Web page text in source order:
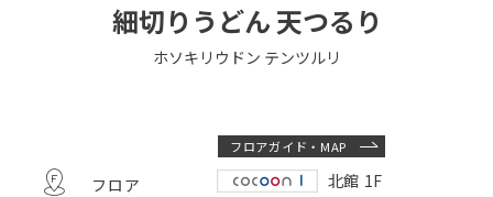
細切りうどん 天つるり
ホソキリウドン テンツルリ
フロア
フロアガイド・MAP
北館 1F